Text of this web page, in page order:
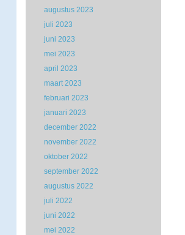
augustus 2023
juli 2023
juni 2023
mei 2023
april 2023
maart 2023
februari 2023
januari 2023
december 2022
november 2022
oktober 2022
september 2022
augustus 2022
juli 2022
juni 2022
mei 2022